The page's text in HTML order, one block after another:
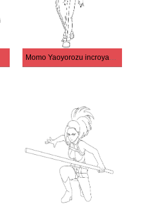
Momo Yaoyorozu incroyable